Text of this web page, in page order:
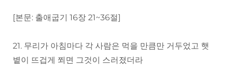
[본문: 출애굽기 16장 21~36절]
21. 무리가 아침마다 각 사람은 먹을 만큼만 거두었고 햇
볕이 뜨겁게 쬐면 그것이 스러졌더라